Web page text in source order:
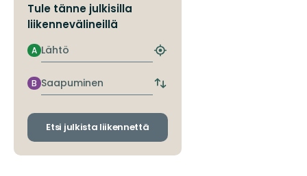
Tule tänne julkisilla
liikennevälineillä
Lähtö
A
Etsi
pysäkki
Saapuminen
B
Vaihda
ja
Etsi julkista liikennettä